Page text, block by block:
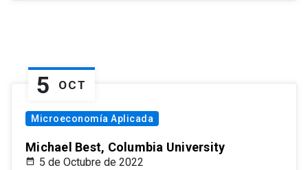
5 OCT
Microeconomía Aplicada
Michael Best, Columbia University
5 de Octubre de 2022